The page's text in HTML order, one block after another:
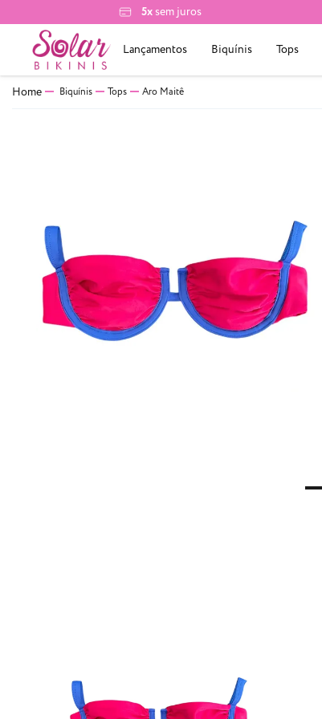
5xsem juros
Lançamentos Biquínis Tops
Biquínis Tops Aro Maitê